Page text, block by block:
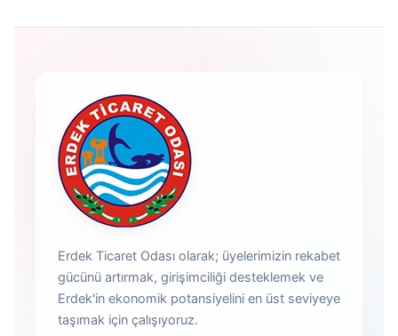
Erdek Ticaret Odası olarak; üyelerimizin rekabet
gücünü artırmak, girişimciliği desteklemek ve
Erdek'in ekonomik potansiyelini en üst seviyeye
taşımak için çalışıyoruz.